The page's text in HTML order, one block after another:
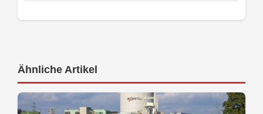
Ähnliche Artikel